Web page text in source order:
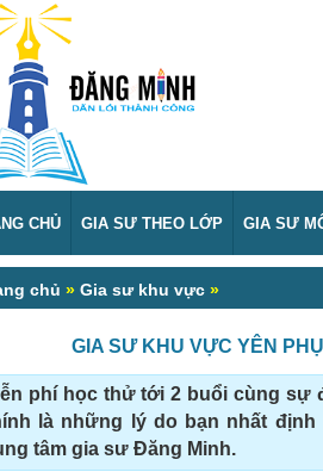
CHỦ GIA SƯ THEO LỚP GIA SƯ
chủ » Gia sư khu vực »
GIA SƯ KHU VỰC YÊN
phí học thử tới 2 buổi cùng sự
là những lý do bạn nhất
tâm gia sư Đăng Minh.